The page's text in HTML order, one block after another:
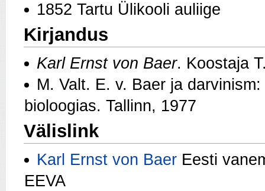
1852 Tartu Ülikooli auliige
Kirjandus
Karl Ernst von Baer. Koostaja
M. Valt. E. v. Baer ja
bioloogias. Tallinn, 1977
Välislink
Karl Ernst von Baer Eesti
EEVA